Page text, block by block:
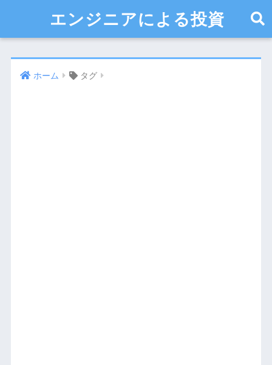
エンジニアによる投資
ホーム タグ